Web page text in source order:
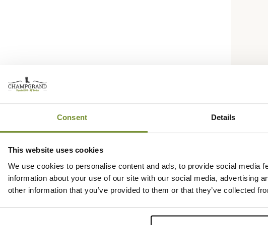
Consent Details
This website uses cookies
We use cookies to personalise content and ads, to provide social media
information about your use of our site with our social media, advertising
other information that you’ve provided to them or that they’ve collected
assure la sécurité en votre chien à la chasse grâce au
et grâce à sa couleur jaune fluo.
par Canihunt, iront aussi bien à un chien d'arrêt qu'à
de chasses au petit ou au gros gibier.
Fiche